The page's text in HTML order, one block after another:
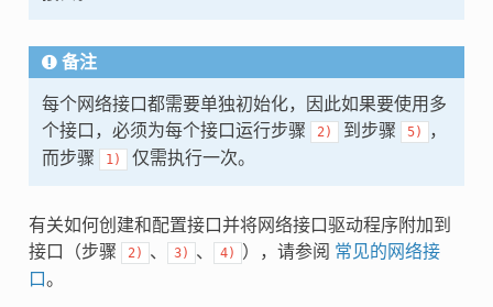
备注
每个网络接口都需要单独初始化，因此如果要使用多
个接口，必须为每个接口运行步骤
2) 到步骤 5)
，
而步骤
1) 仅需执行一次。
有关如何创建和配置接口并将网络接口驱动程序附加到
接口（步骤
2) 、 3) 、 4) ），请参阅 常见的网络接
口。